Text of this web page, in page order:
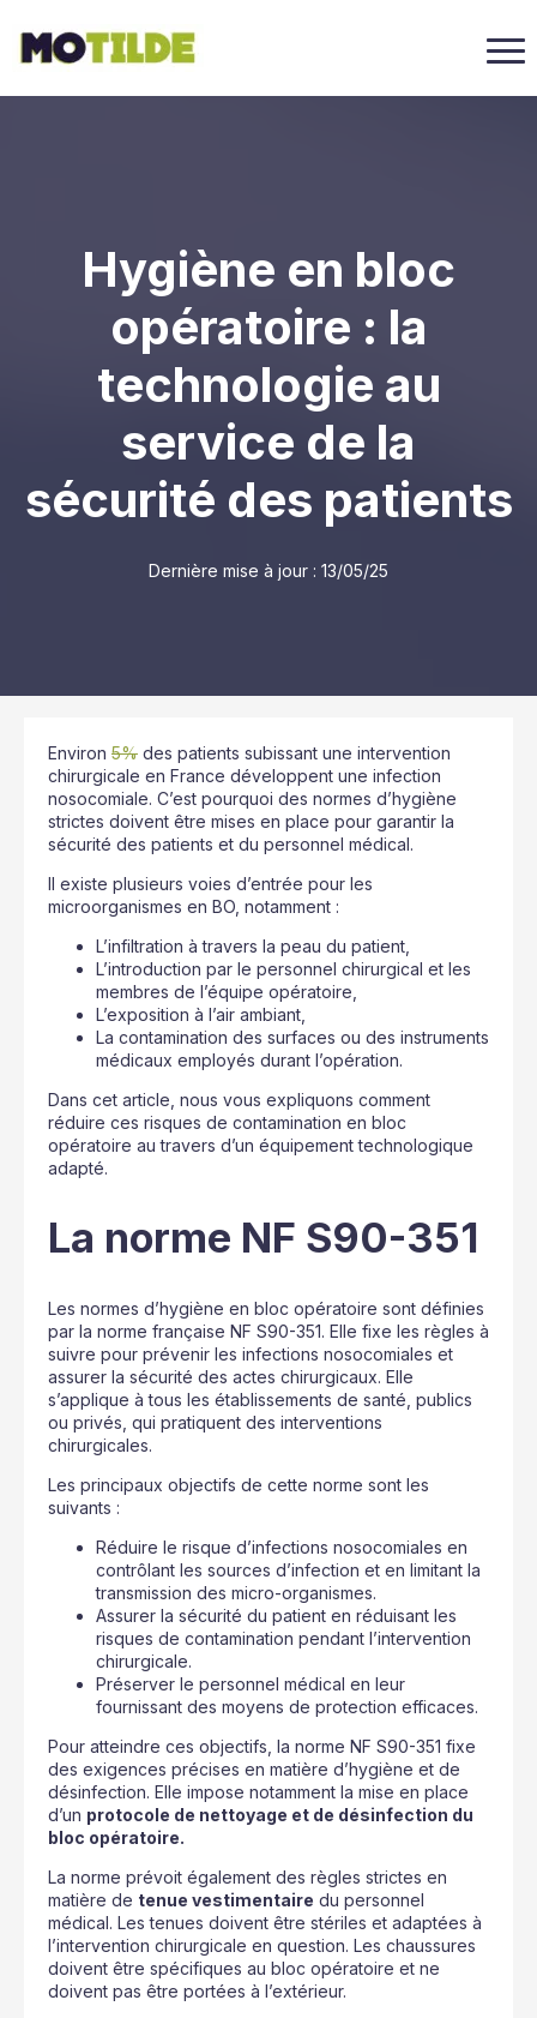
Hygiène en bloc
opératoire : la
technologie au
service de la
sécurité des patients
Dernière mise à jour : 13/05/25
Environ 5% des patients subissant une intervention
chirurgicale en France développent une infection
nosocomiale. C’est pourquoi des normes d’hygiène
strictes doivent être mises en place pour garantir la
sécurité des patients et du personnel médical.
Il existe plusieurs voies d’entrée pour les
microorganismes en BO, notamment :
L’infiltration à travers la peau du patient,
L’introduction par le personnel chirurgical et les
membres de l’équipe opératoire,
L’exposition à l’air ambiant,
La contamination des surfaces ou des instruments
médicaux employés durant l’opération.
Dans cet article, nous vous expliquons comment
réduire ces risques de contamination en bloc
opératoire au travers d’un équipement technologique
adapté.
La norme NF S90-351
Les normes d’hygiène en bloc opératoire sont définies
par la norme française NF S90-351. Elle fixe les règles à
suivre pour prévenir les infections nosocomiales et
assurer la sécurité des actes chirurgicaux. Elle
s’applique à tous les établissements de santé, publics
ou privés, qui pratiquent des interventions
chirurgicales.
Les principaux objectifs de cette norme sont les
suivants :
Réduire le risque d’infections nosocomiales en
contrôlant les sources d’infection et en limitant la
transmission des micro-organismes.
Assurer la sécurité du patient en réduisant les
risques de contamination pendant l’intervention
chirurgicale.
Préserver le personnel médical en leur
fournissant des moyens de protection efficaces.
Pour atteindre ces objectifs, la norme NF S90-351 fixe
des exigences précises en matière d’hygiène et de
désinfection. Elle impose notamment la mise en place
d’un protocole de nettoyage et de désinfection du
bloc opératoire.
La norme prévoit également des règles strictes en
matière de tenue vestimentaire du personnel
médical. Les tenues doivent être stériles et adaptées à
l’intervention chirurgicale en question. Les chaussures
doivent être spécifiques au bloc opératoire et ne
doivent pas être portées à l’extérieur.